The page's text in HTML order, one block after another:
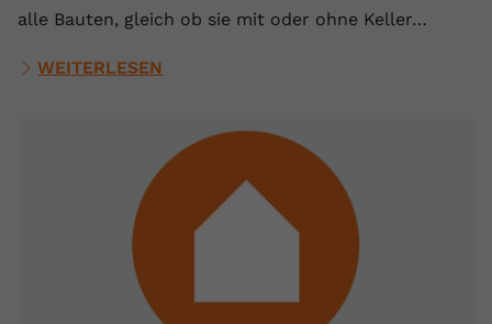
alle Bauten, gleich ob sie mit oder ohne Keller…
WEITERLESEN